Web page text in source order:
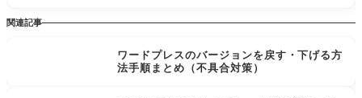
関連記事
ワードプレスのバージョンを戻す・下げる方
法手順まとめ（不具合対策）